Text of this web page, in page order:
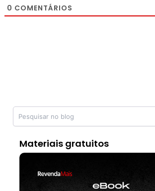
0 COMENTÁRIOS
Materiais gratuitos